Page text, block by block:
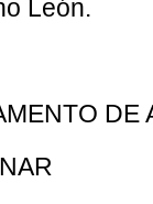
León.
DE